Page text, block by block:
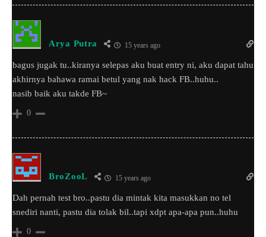
Arya Putra 15 years ago
bagus jugak tu..kiranya selepas aku buat entry ni, aku dapat tahu
akhirnya bahawa ramai betul yang nak hack FB..huhu..
nasib baik aku takde FB~
0
BroZooL 15 years ago
Dah pernah test bro..pastu dia mintak kita masukkan no tel
snediri nanti, pastu dia tolak bil..tapi xdpt apa-apa pun..huhu
0